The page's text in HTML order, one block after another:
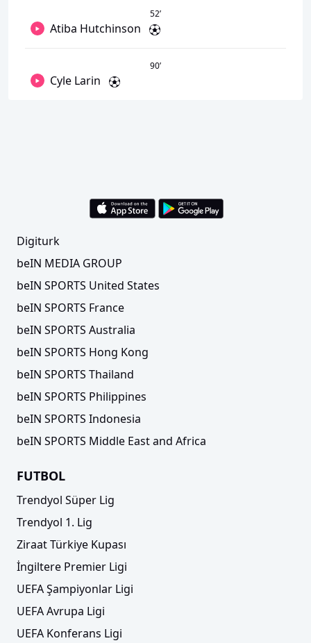
52’
Atiba Hutchinson
90’
Cyle Larin
Digiturk
beIN MEDIA GROUP
beIN SPORTS United States
beIN SPORTS France
beIN SPORTS Australia
beIN SPORTS Hong Kong
beIN SPORTS Thailand
beIN SPORTS Philippines
beIN SPORTS Indonesia
beIN SPORTS Middle East and Africa
FUTBOL
Trendyol Süper Lig
Trendyol 1. Lig
Ziraat Türkiye Kupası
İngiltere Premier Ligi
UEFA Şampiyonlar Ligi
UEFA Avrupa Ligi
UEFA Konferans Ligi